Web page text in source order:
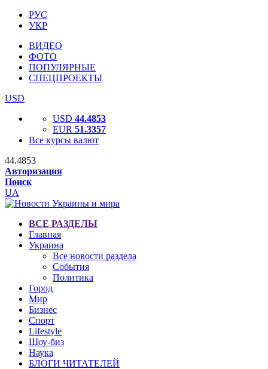
РУС
УКР
ВИДЕО
ФОТО
ПОПУЛЯРНЫЕ
СПЕЦПРОЕКТЫ
USD
USD 44.4853
EUR 51.3357
Все курсы валют
44.4853
Авторизация
Поиск
UA
ВСЕ РАЗДЕЛЫ
Главная
Украина
Все новости раздела
События
Политика
Город
Мир
Бизнес
Спорт
Lifestyle
Шоу-биз
Наука
БЛОГИ ЧИТАТЕЛЕЙ